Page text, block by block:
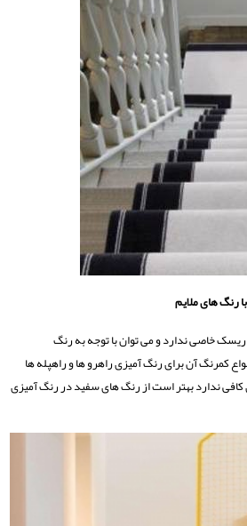
رنگ های ملایم
ریسک خاصی ندارد و می توان با توجه به رنگ
کمرنگ آن برای رنگ آمیزی راهرو ها و راهپله ها
کافی ندارد بهتر است از رنگ های سفید در رنگ آمیزی